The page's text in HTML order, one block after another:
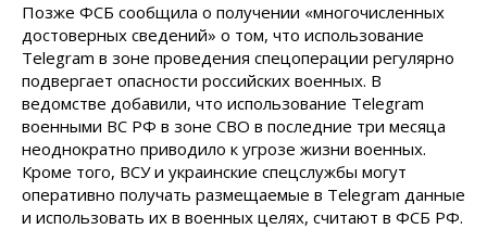
Позже ФСБ сообщила о получении «многочисленных
достоверных сведений» о том, что использование
Telegram в зоне проведения спецоперации регулярно
подвергает опасности российских военных. В
ведомстве добавили, что использование Telegram
военными ВС РФ в зоне СВО в последние три месяца
неоднократно приводило к угрозе жизни военных.
Кроме того, ВСУ и украинские спецслужбы могут
оперативно получать размещаемые в Telegram данные
и использовать их в военных целях, считают в ФСБ РФ.